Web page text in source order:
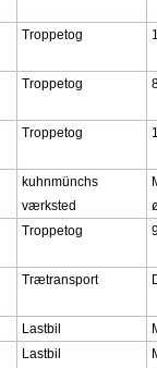
Troppetog
Troppetog
Troppetog
kuhnmünchs
værksted
Troppetog
Trætransport
Lastbil
Lastbil